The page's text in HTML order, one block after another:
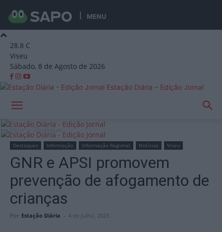
MENU
28.8 C
Viseu
Sábado, 8 de Agosto de 2026
Estação Diária – Edição Jornal
Início Destaques
Destaques Informação Informação Regional Notícias Viseu
GNR e APSI promovem
prevenção de afogamento de
crianças
Por Estação Diária - 4 de Julho, 2023